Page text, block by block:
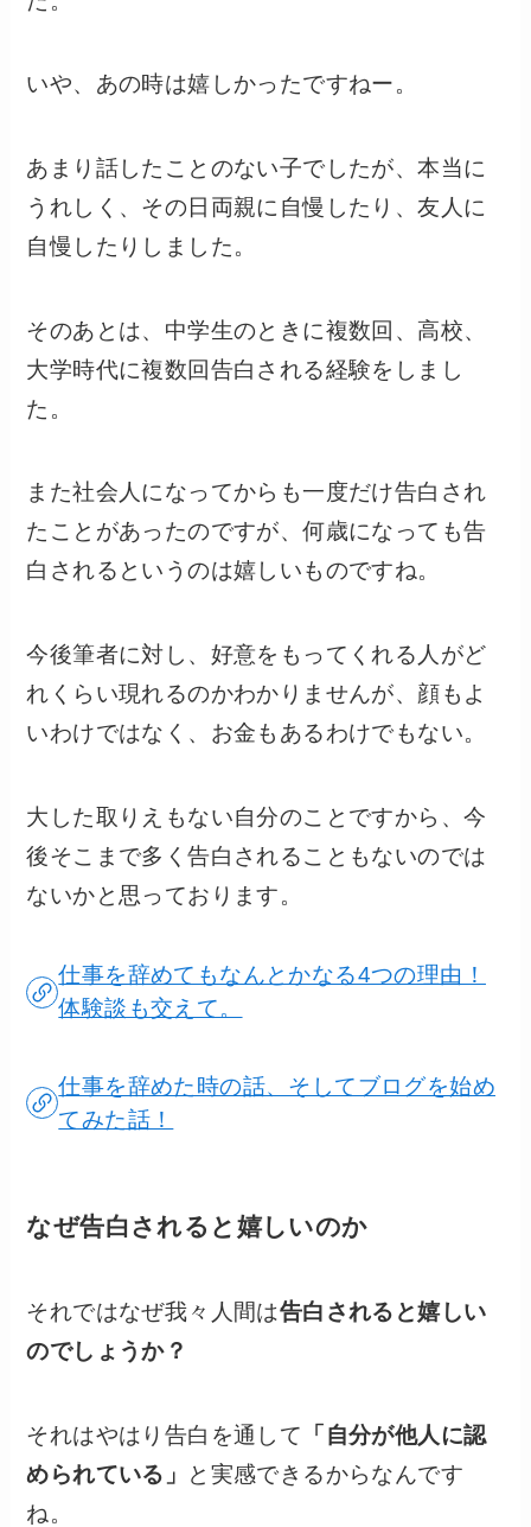
いや、あの時は嬉しかったですねー。
あまり話したことのない子でしたが、本当に
うれしく、その日両親に自慢したり、友人に
自慢したりしました。
そのあとは、中学生のときに複数回、高校、
大学時代に複数回告白される経験をしまし
た。
また社会人になってからも一度だけ告白され
たことがあったのですが、何歳になっても告
白されるというのは嬉しいものですね。
今後筆者に対し、好意をもってくれる人がど
れくらい現れるのかわかりませんが、顔もよ
いわけではなく、お金もあるわけでもない。
大した取りえもない自分のことですから、今
後そこまで多く告白されることもないのでは
ないかと思っております。
仕事を辞めてもなんとかなる4つの理由！
体験談も交えて。
仕事を辞めた時の話、そしてブログを始め
てみた話！
なぜ告白されると嬉しいのか
それではなぜ我々人間は告白されると嬉しい
のでしょうか？
それはやはり告白を通して
「自分が他人に認
められている」
と実感できるからなんです
ね。